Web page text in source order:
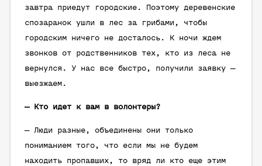
завтра приедут городские. Поэтому деревенские
спозаранок ушли в лес за грибами, чтобы
городским ничего не досталось. К ночи ждем
звонков от родственников тех, кто из леса не
вернулся. У нас все быстро, получили заявку —
выезжаем.
— Кто идет к вам в волонтеры?
— Люди разные, объединены они только
пониманием того, что если мы не будем
находить пропавших, то вряд ли кто еще этим